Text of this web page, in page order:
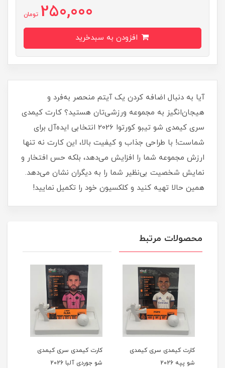
250,000 تومان
آیا به دنبال اضافه کردن یک آیتم منحصر به‌فرد و
هیجان‌انگیز به مجموعه ورزشی‌تان هستید؟ کارت کیمدی
سری کیمدی شو تیبو کورتوا 2026 انتخابی ایده‌آل برای
شماست! با طراحی جذاب و کیفیت بالا، این کارت نه تنها
ارزش مجموعه شما را افزایش می‌دهد، بلکه حس افتخار و
نمایش شخصیت بی‌نظیر شما را به دیگران نشان می‌دهد.
همین حالا تهیه کنید و کلکسیون خود را تکمیل نمایید!
محصولات مرتبط
کارت کیمدی سری کیمدی
شو پپه 2026
کارت کیمدی سری کیمدی
شو جوردی آلبا 2026